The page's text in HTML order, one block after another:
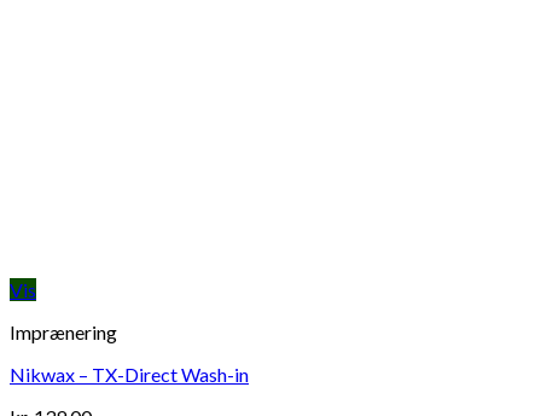
Vis
Imprænering
Nikwax – TX-Direct Wash-in